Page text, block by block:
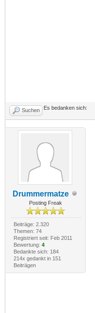
Suchen Es bedanken sich:
Drummermatze
Posting Freak
Beiträge: 2.320
Themen: 74
Registriert seit: Feb 2011
Bewertung: 4
Bedankte sich: 184
214x gedankt in 151
Beiträgen